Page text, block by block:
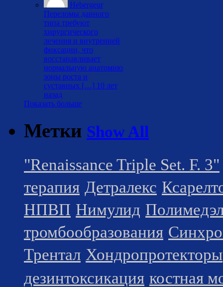
Hebergeur
Переломы данного
типа требуют
хирургического
лечения и внутренней
фиксации, что
восстанавливает
нормальную анатомию
зоны роста и
суставных […] 10 лет
назад
Показать больше
Метки Show All
"Renaissance Triple Set. F. 3"
терапия Детралекс
НПВП Нимулид
тромбообразования
Трентал Хондропротекторы
дезинтоксикация костная